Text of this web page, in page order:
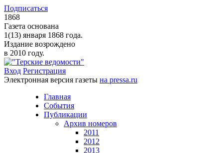
Подписаться
1868
Газета основана
1(13) января 1868 года.
Издание возрождено
в 2010 году.
Вход Регистрация
Электронная версия газеты на pressa.ru
Главная
События
Публикации
Архив номеров
2011
2012
2013